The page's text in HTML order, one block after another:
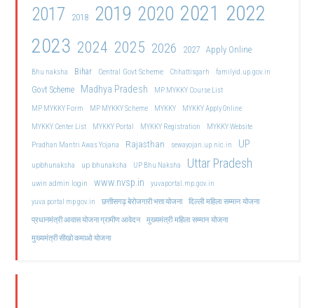
2017 2018 2019 2020 2021 2022
2023 2024 2025 2026 2027 Apply Online
Bhu naksha Bihar Central Govt Scheme Chhattisgarh familyid.up.gov.in
Govt Scheme Madhya Pradesh
MP MYKKY Course List
MP MYKKY Form
MP MYKKY Scheme MYKKY
MYKKY Apply Online
MYKKY Center List
MYKKY Portal MYKKY Registration
MYKKY Website
Pradhan Mantri Awas Yojana
Rajasthan sewayojan.up.nic.in UP
upbhunaksha up bhunaksha UP Bhu Naksha Uttar Pradesh
uwin admin login www.nvsp.in
yuvaportal.mp.gov.in
yuva portal mp gov.in
छत्तीसगढ़ बेरोजगारी भत्ता योजना दिल्ली महिला सम्मान योजना
प्रधानमंत्री आवास योजना ग्रामीण आवेदन मुख्यमंत्री महिला सम्मान योजना
मुख्यमंत्री सीखो कमाओ योजना